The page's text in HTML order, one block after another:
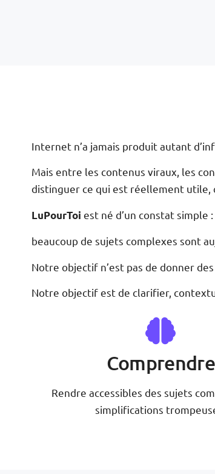
Internet n’a jamais produit autant
Mais entre les contenus viraux, les
distinguer ce qui est réellement utile,
LuPourToi est né d’un constat simple :
beaucoup de sujets complexes sont
Notre objectif n’est pas de donner
Notre objectif est de clarifier,
Comprendre
Rendre accessibles des sujets
simplifications